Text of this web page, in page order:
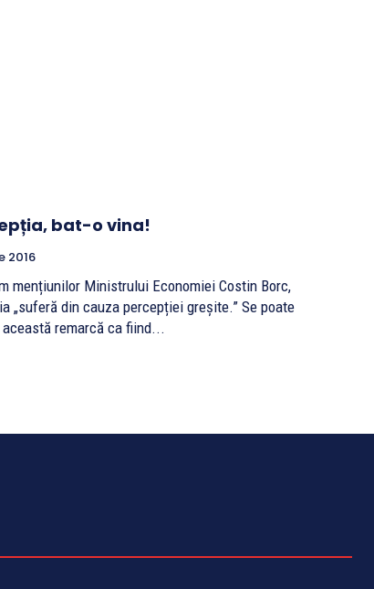
bat-o vina!
2016
mențiunilor Ministrului Economiei Costin Borc,
„suferă din cauza percepției greșite.” Se poate
remarcă ca fiind...